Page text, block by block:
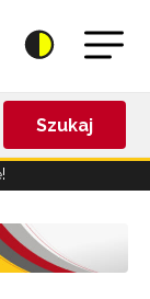
Szukaj